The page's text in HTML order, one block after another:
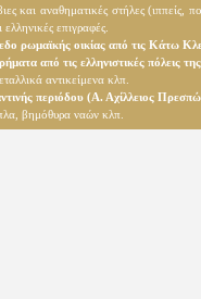
και αναθηματικές στήλες (ιππείς,
επιγραφές.
ρωμαϊκής οικίας από τις Κάτω
από τις ελληνιστικές πόλεις
αντικείμενα κλπ.
περιόδου (Α. Αχίλλειος
βημόθυρα ναών κλπ.